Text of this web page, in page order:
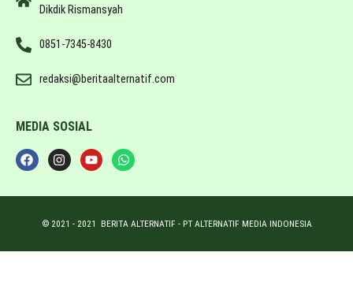
Dikdik Rismansyah
0851-7345-8430
redaksi@beritaalternatif.com
MEDIA SOSIAL
© 2021 - 2021 BERITA ALTERNATIF - PT ALTERNATIF MEDIA INDONESIA